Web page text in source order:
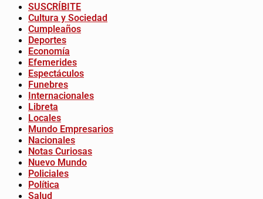
SUSCRÍBITE
Cultura y Sociedad
Cumpleaños
Deportes
Economía
Efemerides
Espectáculos
Funebres
Internacionales
Libreta
Locales
Mundo Empresarios
Nacionales
Notas Curiosas
Nuevo Mundo
Policiales
Política
Salud